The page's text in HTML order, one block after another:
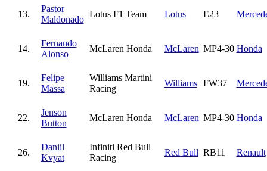
13.
Pastor
Maldonado
Lotus F1 Team Lotus E23
14.
Fernando
Alonso
McLaren Honda McLaren MP4-30 Honda
19.
Felipe
Massa
Williams Martini
Racing
Williams FW37
22.
Jenson
Button
McLaren Honda McLaren MP4-30 Honda
26.
Daniil
Kvyat
Infiniti Red Bull
Racing
Red Bull RB11 Renault